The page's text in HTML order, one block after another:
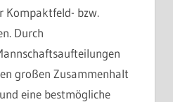
Kompaktfeld- bzw.
Durch
großen Zusammenhalt
eine bestmögliche